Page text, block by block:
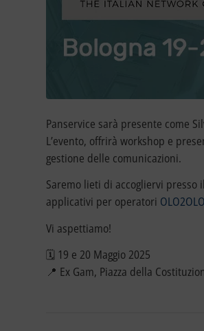
Panservice sarà presente come
L’evento, offrirà workshop e
gestione delle comunicazioni.
Saremo lieti di accogliervi
applicativi per operatori OLO2OLO
Vi aspettiamo!
🗓️ 19 e 20 Maggio 2025
📍 Ex Gam, Piazza della